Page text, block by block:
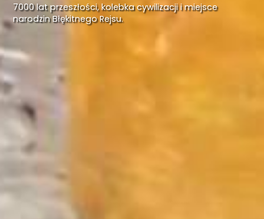
7000 lat przeszłości, kolebka cywilizacji i miejsce
narodzin Błękitnego Rejsu.